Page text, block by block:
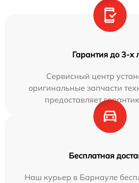
Гарантия до 3-х
Сервисный центр
оригинальные запчасти
предоставляет
Бесплатная
Наш курьер в Барнауле